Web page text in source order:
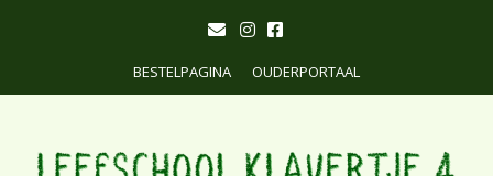
BESTELPAGINA OUDERPORTAAL